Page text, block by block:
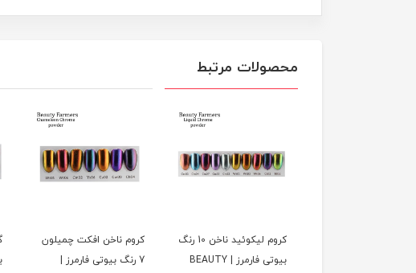
محصولات مرتبط
کروم لیکوئید ناخن 10 رنگ
بیوتی فارمرز | BEAUTY
کروم ناخن افکت چمیلون
7 رنگ بیوتی فارمرز |